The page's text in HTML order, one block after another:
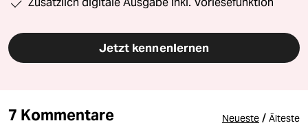
Jetzt kennenlernen
7 Kommentare Neueste / Älteste